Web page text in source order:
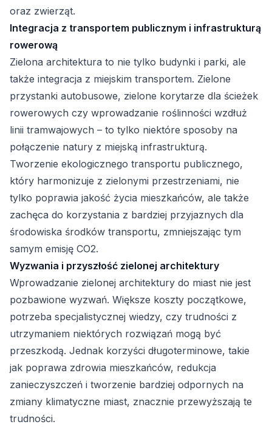
oraz zwierząt.
Integracja z transportem publicznym i infrastrukturą
rowerową
Zielona architektura to nie tylko budynki i parki, ale
także integracja z miejskim transportem. Zielone
przystanki autobusowe, zielone korytarze dla ścieżek
rowerowych czy wprowadzanie roślinności wzdłuż
linii tramwajowych – to tylko niektóre sposoby na
połączenie natury z miejską infrastrukturą.
Tworzenie ekologicznego transportu publicznego,
który harmonizuje z zielonymi przestrzeniami, nie
tylko poprawia jakość życia mieszkańców, ale także
zachęca do korzystania z bardziej przyjaznych dla
środowiska środków transportu, zmniejszając tym
samym emisję CO2.
Wyzwania i przyszłość zielonej architektury
Wprowadzanie zielonej architektury do miast nie jest
pozbawione wyzwań. Większe koszty początkowe,
potrzeba specjalistycznej wiedzy, czy trudności z
utrzymaniem niektórych rozwiązań mogą być
przeszkodą. Jednak korzyści długoterminowe, takie
jak poprawa zdrowia mieszkańców, redukcja
zanieczyszczeń i tworzenie bardziej odpornych na
zmiany klimatyczne miast, znacznie przewyższają te
trudności.